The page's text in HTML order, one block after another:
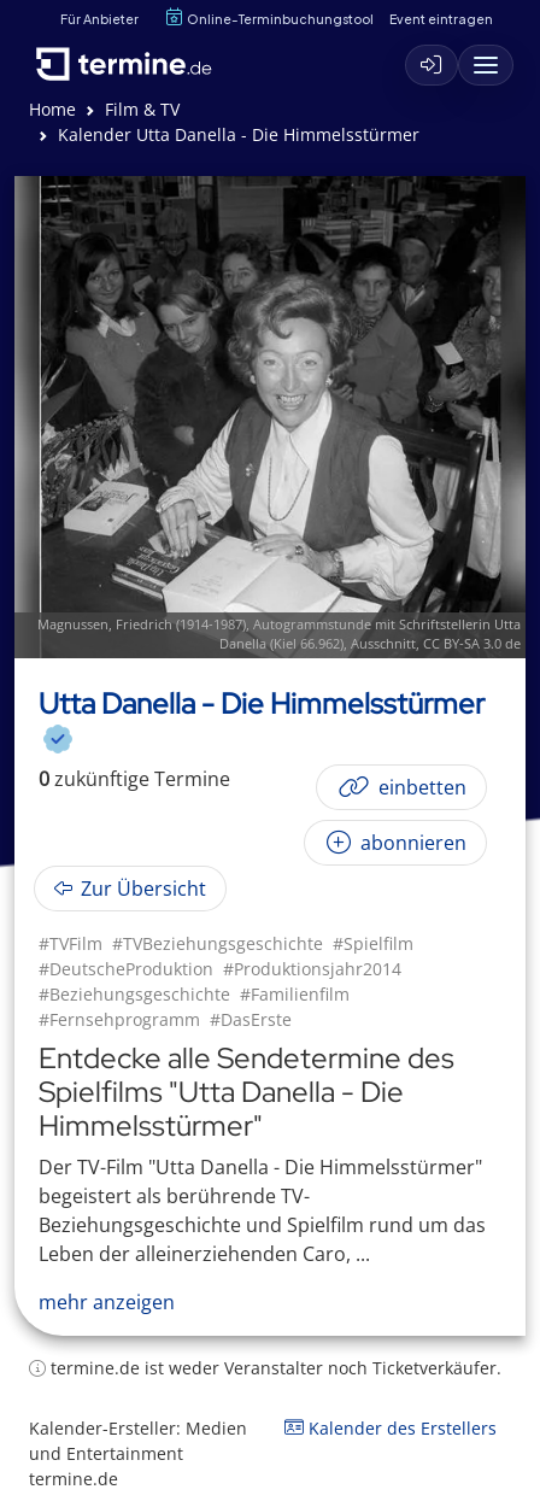
Für Anbieter Online-Terminbuchungstool Event eintragen
Home
Film & TV
Kalender Utta Danella - Die Himmelsstürmer
Magnussen, Friedrich (1914-1987), Autogrammstunde mit Schriftstellerin Utta
Danella (Kiel 66.962), Ausschnitt, CC BY-SA 3.0 de
Utta Danella - Die Himmelsstürmer
0zukünftigeTermine einbetten
abonnieren
Zur Übersicht
#TVFilm #TVBeziehungsgeschichte #Spielfilm
#DeutscheProduktion #Produktionsjahr2014
#Beziehungsgeschichte #Familienfilm
#Fernsehprogramm #DasErste
Entdecke alle Sendetermine des
Spielfilms "Utta Danella - Die
Himmelsstürmer"
Der TV-Film "Utta Danella - Die Himmelsstürmer"
begeistert als berührende TV-
Beziehungsgeschichte und Spielfilm rund um das
Leben der alleinerziehenden Caro, ...
mehr anzeigen
termine.de ist weder Veranstalter noch Ticketverkäufer.
Kalender-Ersteller: Medien
und Entertainment
termine.de
Kalender des Erstellers